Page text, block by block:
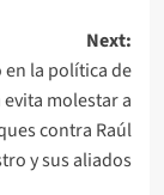
Next:
la política de
molestar a
contra Raúl
y sus aliados